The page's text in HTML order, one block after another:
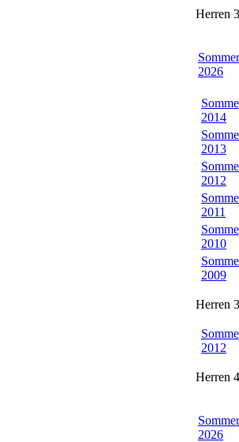
Herren
Sommer
2026
2014
2013
2012
2011
2010
2009
Herren
2012
Herren
Sommer
2026